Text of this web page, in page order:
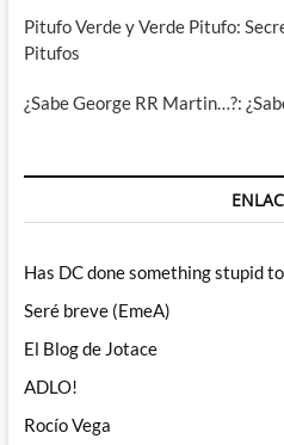
Pitufo Verde y Verde Pitufo:
Pitufos
¿Sabe George RR Martin…?:
Has DC done something stupid
Seré breve (EmeA)
El Blog de Jotace
ADLO!
Rocío Vega